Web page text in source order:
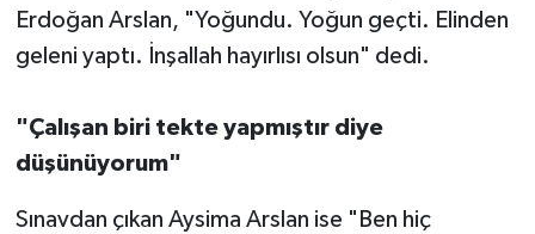
Erdoğan Arslan, "Yoğundu. Yoğun geçti. Elinden
geleni yaptı. İnşallah hayırlısı olsun" dedi.
"Çalışan biri tekte yapmıştır diye
düşünüyorum"
Sınavdan çıkan Aysima Arslan ise "Ben hiç